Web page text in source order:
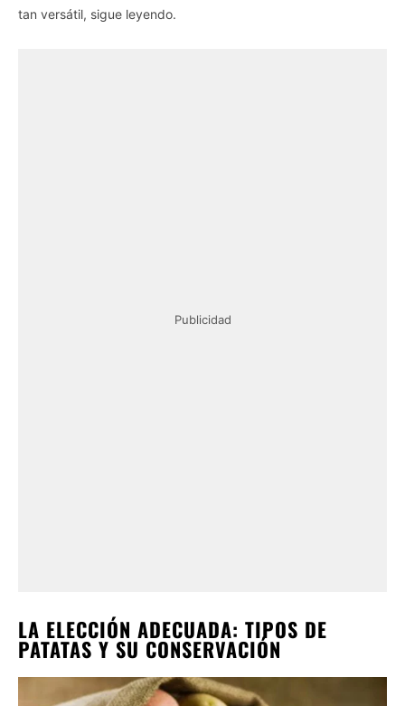
tan versátil, sigue leyendo.
Publicidad
LA ELECCIÓN ADECUADA: TIPOS DE
PATATAS Y SU CONSERVACIÓN